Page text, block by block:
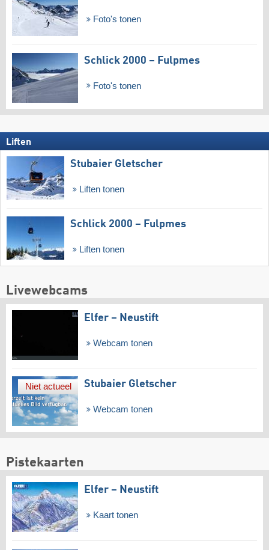
Foto's tonen
Schlick 2000 – Fulpmes
Foto's tonen
Liften
Stubaier Gletscher
Liften tonen
Schlick 2000 – Fulpmes
Liften tonen
Livewebcams
Elfer – Neustift
Webcam tonen
Niet actueel Stubaier Gletscher
Webcam tonen
Pistekaarten
Elfer – Neustift
Kaart tonen